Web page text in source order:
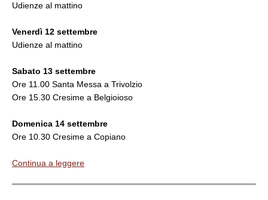
Udienze al mattino
Venerdì 12 settembre
Udienze al mattino
Sabato 13 settembre
Ore 11.00 Santa Messa a Trivolzio
Ore 15.30 Cresime a Belgioioso
Domenica 14 settembre
Ore 10.30 Cresime a Copiano
Continua a leggere